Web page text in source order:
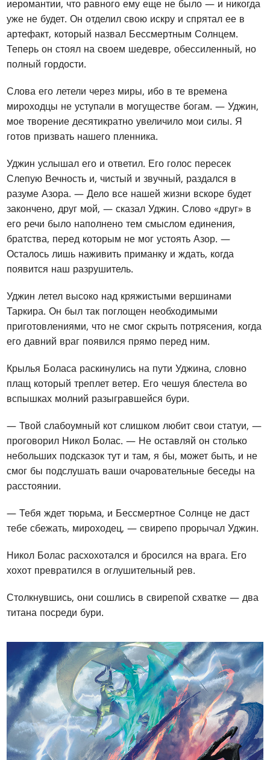
иеромантии, что равного ему еще не было — и никогда
уже не будет. Он отделил свою искру и спрятал ее в
артефакт, который назвал Бессмертным Солнцем.
Теперь он стоял на своем шедевре, обессиленный, но
полный гордости.
Слова его летели через миры, ибо в те времена
мироходцы не уступали в могуществе богам. — Уджин,
мое творение десятикратно увеличило мои силы. Я
готов призвать нашего пленника.
Уджин услышал его и ответил. Его голос пересек
Слепую Вечность и, чистый и звучный, раздался в
разуме Азора. — Дело все нашей жизни вскоре будет
закончено, друг мой, — сказал Уджин. Слово «друг» в
его речи было наполнено тем смыслом единения,
братства, перед которым не мог устоять Азор. —
Осталось лишь наживить приманку и ждать, когда
появится наш разрушитель.
Уджин летел высоко над кряжистыми вершинами
Таркира. Он был так поглощен необходимыми
приготовлениями, что не смог скрыть потрясения, когда
его давний враг появился прямо перед ним.
Крылья Боласа раскинулись на пути Уджина, словно
плащ который треплет ветер. Его чешуя блестела во
вспышках молний разыгравшейся бури.
— Твой слабоумный кот слишком любит свои статуи, —
проговорил Никол Болас. — Не оставляй он столько
небольших подсказок тут и там, я бы, может быть, и не
смог бы подслушать ваши очаровательные беседы на
расстоянии.
— Тебя ждет тюрьма, и Бессмертное Солнце не даст
тебе сбежать, мироходец, — свирепо прорычал Уджин.
Никол Болас расхохотался и бросился на врага. Его
хохот превратился в оглушительный рев.
Столкнувшись, они сошлись в свирепой схватке — два
титана посреди бури.